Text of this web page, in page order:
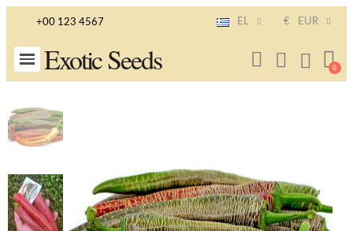
+00 123 4567 EL € EUR
Exotic Seeds